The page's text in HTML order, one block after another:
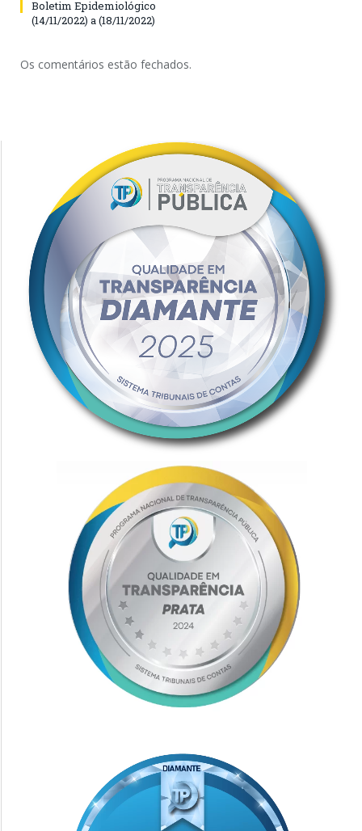
Boletim Epidemiológico
(14/11/2022) a (18/11/2022)
Os comentários estão fechados.